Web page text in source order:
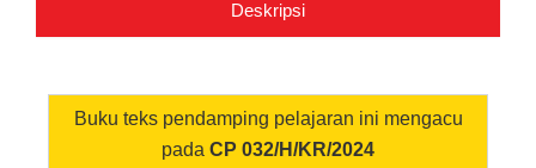
Deskripsi
Buku teks pendamping pelajaran ini mengacu
pada CP 032/H/KR/2024